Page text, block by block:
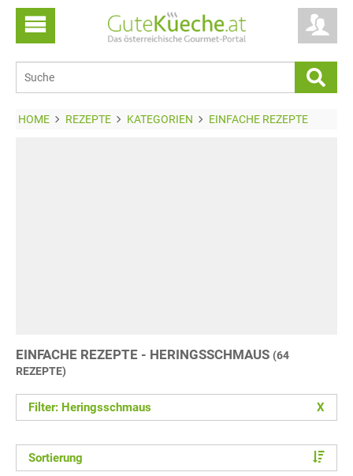
HOME REZEPTE KATEGORIEN EINFACHE REZEPTE
EINFACHE REZEPTE - HERINGSSCHMAUS (64
REZEPTE)
Filter: Heringsschmaus X
Sortierung